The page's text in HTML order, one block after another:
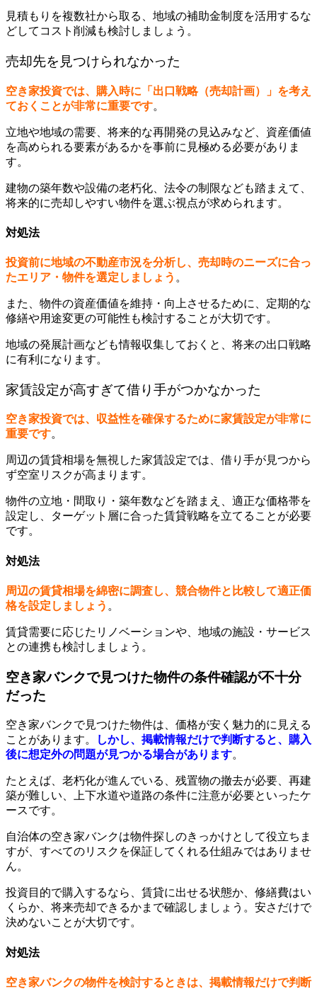
見積もりを複数社から取る、地域の補助金制度を活用するな
どしてコスト削減も検討しましょう。
売却先を見つけられなかった
空き家投資では、購入時に「出口戦略（売却計画）」を考え
ておくことが非常に重要です。
立地や地域の需要、将来的な再開発の見込みなど、資産価値
を高められる要素があるかを事前に見極める必要がありま
す。
建物の築年数や設備の老朽化、法令の制限なども踏まえて、
将来的に売却しやすい物件を選ぶ視点が求められます。
対処法
投資前に地域の不動産市況を分析し、売却時のニーズに合っ
たエリア・物件を選定しましょう 。
また、物件の資産価値を維持・向上させるために、定期的な
修繕や用途変更の可能性も検討することが大切です。
地域の発展計画なども情報収集しておくと、将来の出口戦略
に有利になります。
家賃設定が高すぎて借り手がつかなかった
空き家投資では、収益性を確保するために家賃設定が非常に
重要です。
周辺の賃貸相場を無視した家賃設定では、借り手が見つから
ず空室リスクが高まります。
物件の立地・間取り・築年数などを踏まえ、適正な価格帯を
設定し、ターゲット層に合った賃貸戦略を立てることが必要
です。
対処法
周辺の賃貸相場を綿密に調査し、競合物件と比較して適正価
格を設定しましょう 。
賃貸需要に応じたリノベーションや、地域の施設・サービス
との連携も検討しましょう。
空き家バンクで見つけた物件の条件確認が不十分
だった
空き家バンクで見つけた物件は、価格が安く魅力的に見える
ことがあります。
しかし、掲載情報だけで判断すると、購入
後に想定外の問題が見つかる場合があります。
たとえば、老朽化が進んでいる、残置物の撤去が必要、再建
築が難しい、上下水道や道路の条件に注意が必要といったケ
ースです。
自治体の空き家バンクは物件探しのきっかけとして役立ちま
すが、すべてのリスクを保証してくれる仕組みではありませ
ん。
投資目的で購入するなら、賃貸に出せる状態か、修繕費はい
くらか、将来売却できるかまで確認しましょう。安さだけで
決めないことが大切です。
対処法
空き家バンクの物件を検討するときは、掲載情報だけで判断